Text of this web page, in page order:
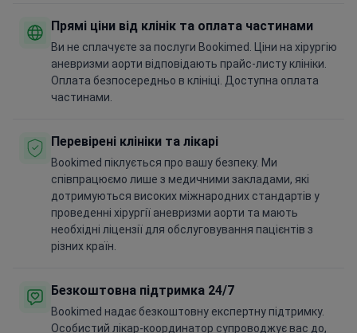
Прямі ціни від клінік та оплата частинами
Ви не сплачуєте за послуги Bookimed. Ціни на хірургію
аневризми аорти відповідають прайс-листу клініки.
Оплата безпосередньо в клініці. Доступна оплата
частинами.
Перевірені клініки та лікарі
Bookimed піклується про вашу безпеку. Ми
співпрацюємо лише з медичними закладами, які
дотримуються високих міжнародних стандартів у
проведенні хірургії аневризми аорти та мають
необхідні ліцензії для обслуговування пацієнтів з
різних країн.
Безкоштовна підтримка 24/7
Bookimed надає безкоштовну експертну підтримку.
Особистий лікар-координатор супроводжує вас до,